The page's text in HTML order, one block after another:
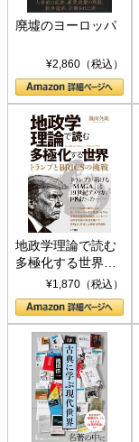
廃墟のヨーロッパ
¥2,860（税込）
地政学理論で読む
多極化する世界：
トランプとBRICS
の挑戦
¥1,870（税込）